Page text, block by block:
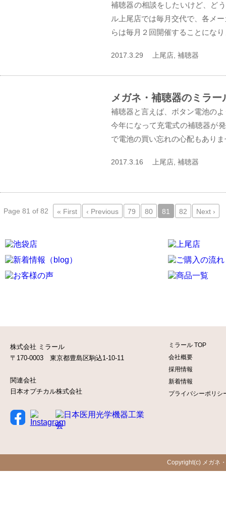
補聴器の相談をしたいけど、ど
ル上尾店では毎月交代で、各メ
らは毎月２回開催することにな
2017.3.29 上尾店, 補聴器
メガネ・補聴器のミラ
補聴器と言えば、ボタン電池の
今年になって充電式の補聴器が
で電池の買い忘れの心配もあり
2017.3.16 上尾店, 補聴器
Page 81 of 82 « First ‹ Previous 79 80 81 82 Next ›
株式会社 ミラール
〒170-0003 東京都豊島区駒込1-10-11
関連会社
日本オプチカル株式会社
ミラール TOP
会社概要
採用情報
新着情報
プライバシーポリシ
Copyright(c) メガネ